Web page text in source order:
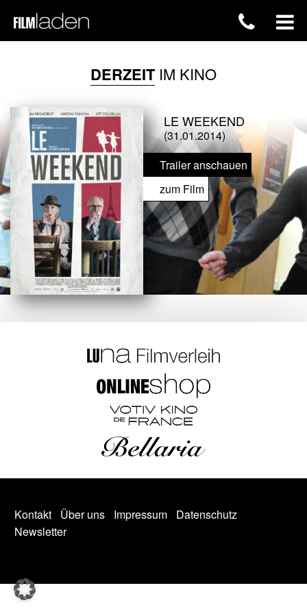
DERZEITIM KINO
LE WEEKEND
(31.01.2014)
Trailer anschauen
zum Film
Kontakt Über uns Impressum
Datenschutz
Newsletter